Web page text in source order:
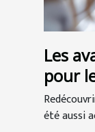
Les
pour
visage
été aussi